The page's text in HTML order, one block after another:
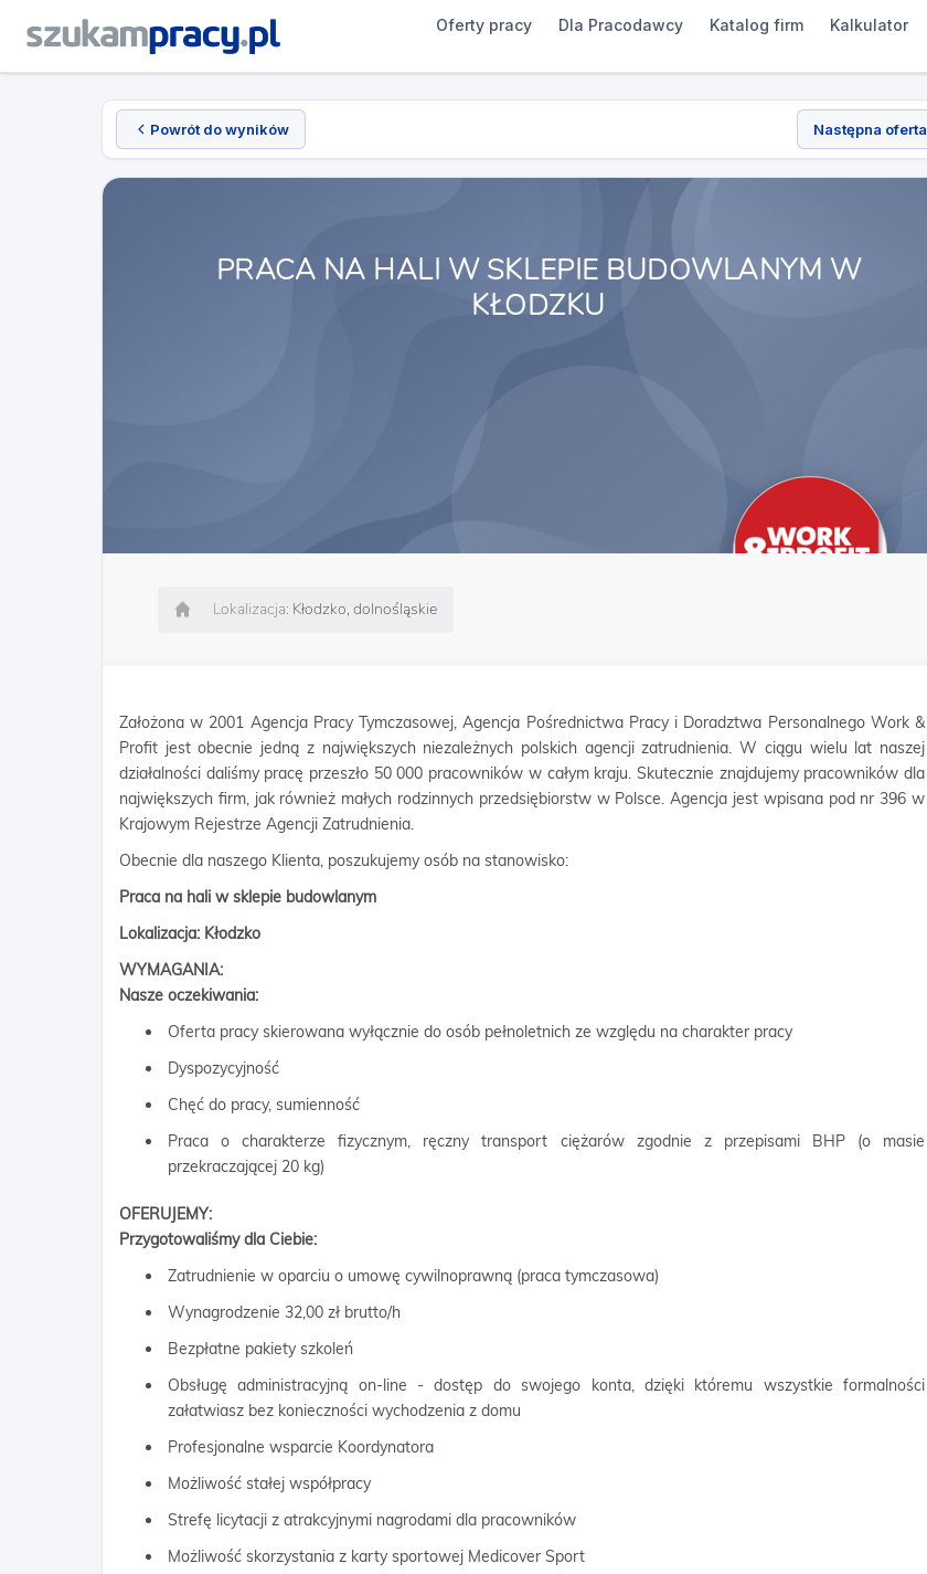
Oferty pracy Dla Pracodawcy Katalog firm Kalkulator
Powrót do wyników Następna oferta
PRACA NA HALI W SKLEPIE BUDOWLANYM W
KŁODZKU
Lokalizacja: Kłodzko, dolnośląskie
Założona w 2001 Agencja Pracy Tymczasowej, Agencja Pośrednictwa Pracy i Doradztwa Personalnego Work &
Profit jest obecnie jedną z największych niezależnych polskich agencji zatrudnienia. W ciągu wielu lat naszej
działalności daliśmy pracę przeszło 50 000 pracowników w całym kraju. Skutecznie znajdujemy pracowników dla
największych firm, jak również małych rodzinnych przedsiębiorstw w Polsce. Agencja jest wpisana pod nr 396 w
Krajowym Rejestrze Agencji Zatrudnienia.
Obecnie dla naszego Klienta, poszukujemy osób na stanowisko:
Praca na hali w sklepie budowlanym
Lokalizacja: Kłodzko
WYMAGANIA:
Nasze oczekiwania:
Oferta pracy skierowana wyłącznie do osób pełnoletnich ze względu na charakter pracy
Dyspozycyjność
Chęć do pracy, sumienność
Praca o charakterze fizycznym, ręczny transport ciężarów zgodnie z przepisami BHP (o masie
przekraczającej 20 kg)
OFERUJEMY:
Przygotowaliśmy dla Ciebie:
Zatrudnienie w oparciu o umowę cywilnoprawną (praca tymczasowa)
Wynagrodzenie 32,00 zł brutto/h
Bezpłatne pakiety szkoleń
Obsługę administracyjną on-line - dostęp do swojego konta, dzięki któremu wszystkie formalności
załatwiasz bez konieczności wychodzenia z domu
Profesjonalne wsparcie Koordynatora
Możliwość stałej współpracy
Strefę licytacji z atrakcyjnymi nagrodami dla pracowników
Możliwość skorzystania z karty sportowej Medicover Sport